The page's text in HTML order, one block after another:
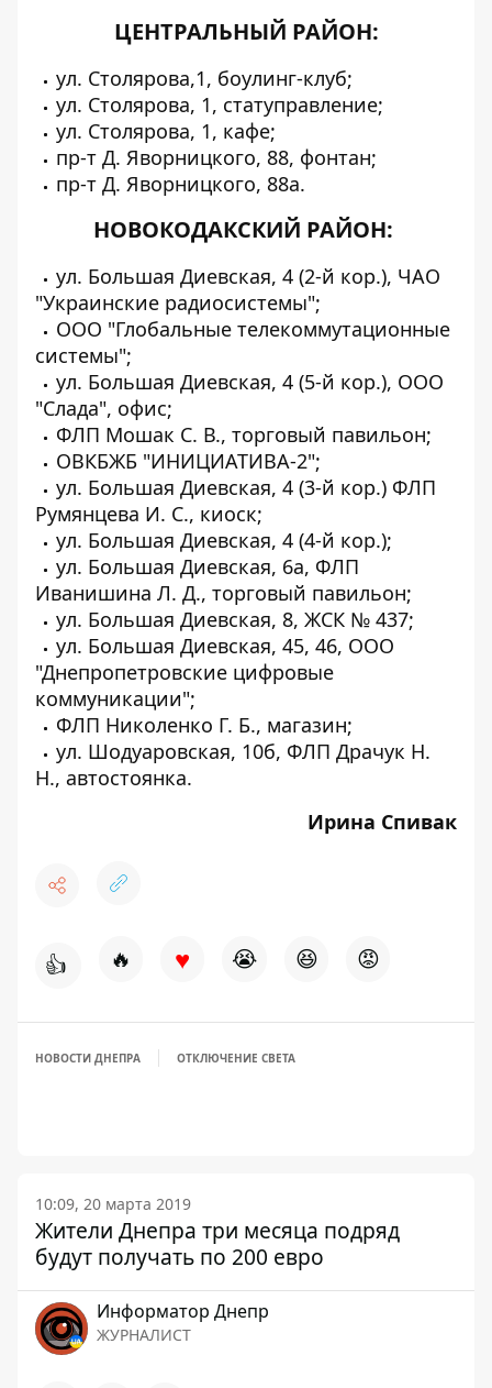
ЦЕНТРАЛЬНЫЙ РАЙОН:
ул. Столярова,1, боулинг-клуб;
ул. Столярова, 1, статуправление;
ул. Столярова, 1, кафе;
пр-т Д. Яворницкого, 88, фонтан;
пр-т Д. Яворницкого, 88а.
НОВОКОДАКСКИЙ РАЙОН:
ул. Большая Диевская, 4 (2-й кор.), ЧАО
"Украинские радиосистемы";
ООО "Глобальные телекоммутационные
системы";
ул. Большая Диевская, 4 (5-й кор.), ООО
"Слада", офис;
ФЛП Мошак С. В., торговый павильон;
ОВКБЖБ "ИНИЦИАТИВА-2";
ул. Большая Диевская, 4 (3-й кор.) ФЛП
Румянцева И. С., киоск;
ул. Большая Диевская, 4 (4-й кор.);
ул. Большая Диевская, 6а, ФЛП
Иванишина Л. Д., торговый павильон;
ул. Большая Диевская, 8, ЖСК № 437;
ул. Большая Диевская, 45, 46, ООО
"Днепропетровские цифровые
коммуникации";
ФЛП Николенко Г. Б., магазин;
ул. Шодуаровская, 10б, ФЛП Драчук Н.
Н., автостоянка.
Ирина Спивак
👍 🔥 ♥ 😭 😆 😡
НОВОСТИ ДНЕПРА ОТКЛЮЧЕНИЕ СВЕТА
10:09, 20 марта 2019
Жители Днепра три месяца подряд
будут получать по 200 евро
Информатор Днепр
ЖУРНАЛИСТ